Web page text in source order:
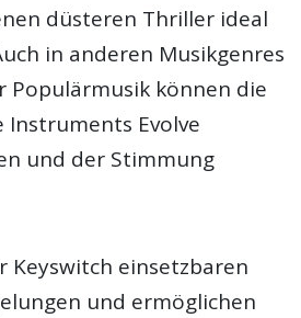
düsteren Thriller ideal
in anderen Musikgenres
Populärmusik können die
Instruments Evolve
und der Stimmung
Keyswitch einsetzbaren
und ermöglichen